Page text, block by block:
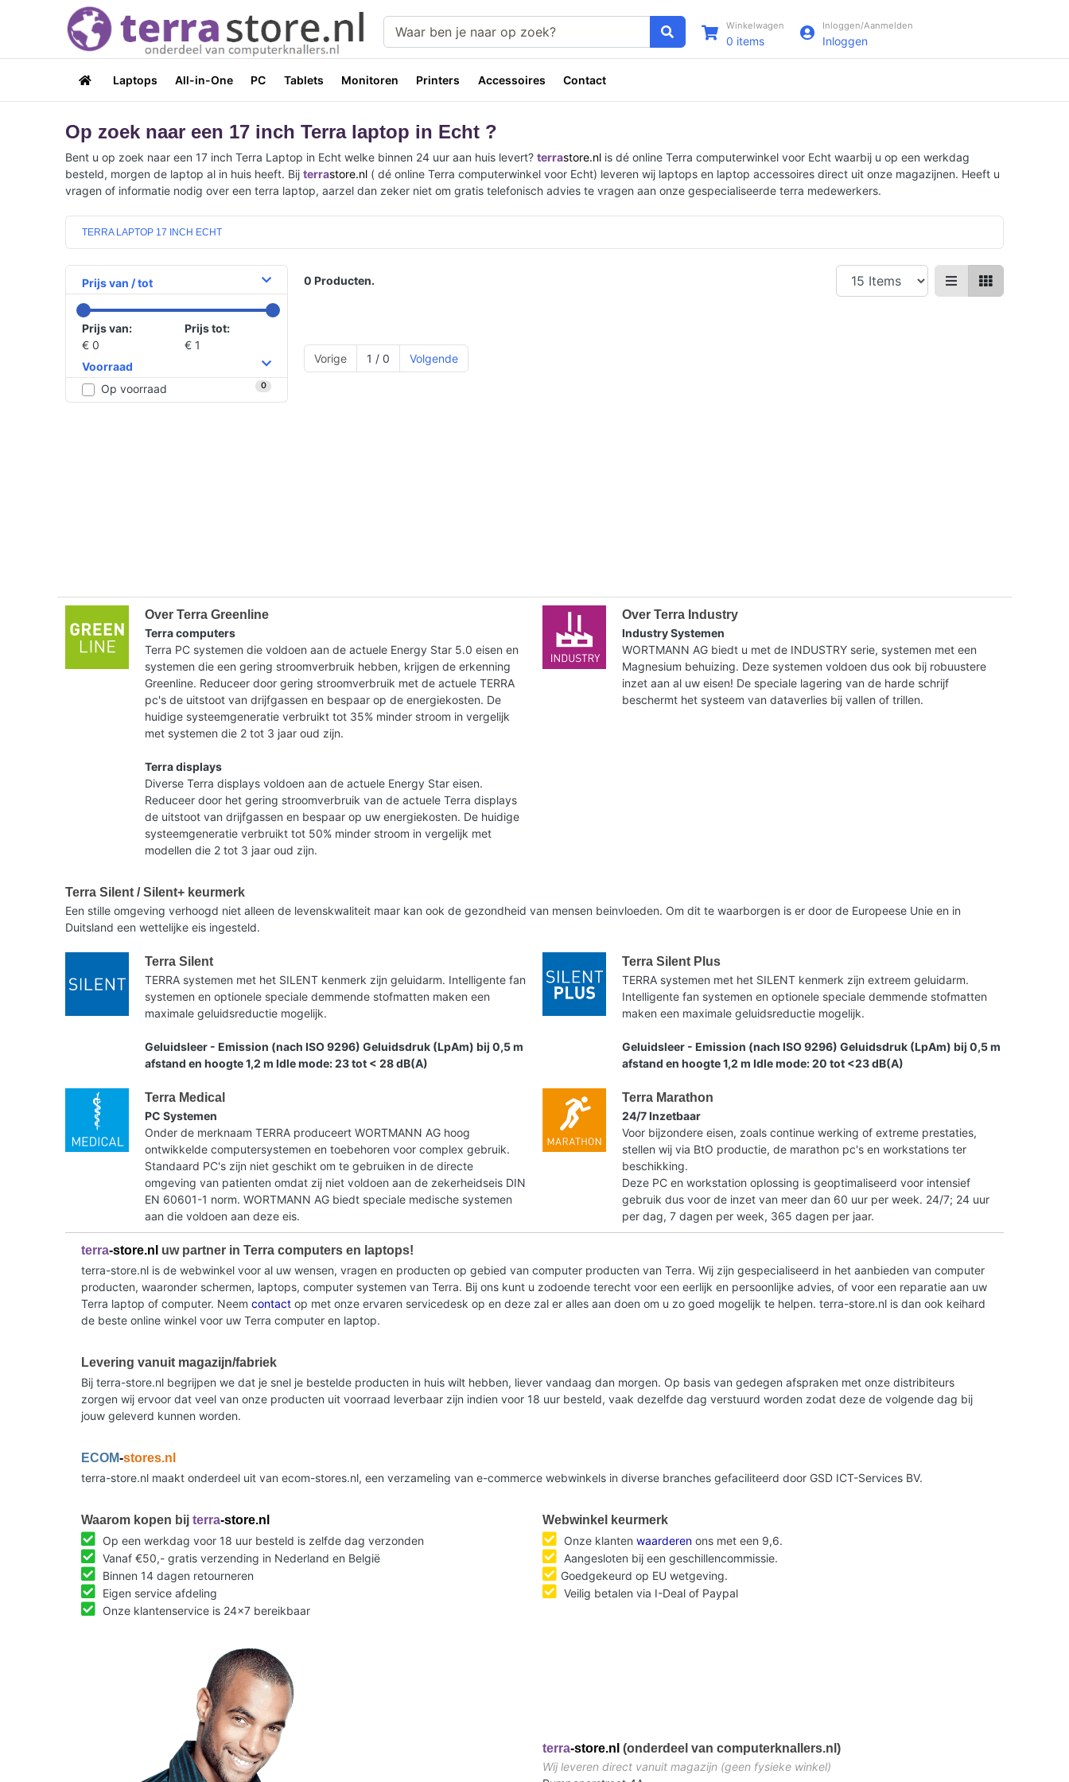
Winkelwagen
0 items
Inloggen/Aanmelden
Inloggen
Laptops All-in-One PC Tablets Monitoren Printers Accessoires Contact
Op zoek naar een 17 inch Terra laptop in Echt ?
Bent u op zoek naar een 17 inch Terra Laptop in Echt welke binnen 24 uur aan huis levert? terrastore.nl is dé online Terra computerwinkel voor Echt waarbij u op een werkdag
besteld, morgen de laptop al in huis heeft. Bij terrastore.nl ( dé online Terra computerwinkel voor Echt) leveren wij laptops en laptop accessoires direct uit onze magazijnen. Heeft u
vragen of informatie nodig over een terra laptop, aarzel dan zeker niet om gratis telefonisch advies te vragen aan onze gespecialiseerde terra medewerkers.
TERRA LAPTOP 17 INCH ECHT
Prijs van / tot
Prijs van:
€ 0
Prijs tot:
€ 1
Voorraad
Op voorraad
0
0 Producten.
Vorige 1 / 0 Volgende
Over Terra Greenline
Terra computers
Terra PC systemen die voldoen aan de actuele Energy Star 5.0 eisen en
systemen die een gering stroomverbruik hebben, krijgen de erkenning
Greenline. Reduceer door gering stroomverbruik met de actuele TERRA
pc's de uitstoot van drijfgassen en bespaar op de energiekosten. De
huidige systeemgeneratie verbruikt tot 35% minder stroom in vergelijk
met systemen die 2 tot 3 jaar oud zijn.
Terra displays
Diverse Terra displays voldoen aan de actuele Energy Star eisen.
Reduceer door het gering stroomverbruik van de actuele Terra displays
de uitstoot van drijfgassen en bespaar op uw energiekosten. De huidige
systeemgeneratie verbruikt tot 50% minder stroom in vergelijk met
modellen die 2 tot 3 jaar oud zijn.
Over Terra Industry
Industry Systemen
WORTMANN AG biedt u met de INDUSTRY serie, systemen met een
Magnesium behuizing. Deze systemen voldoen dus ook bij robuustere
inzet aan al uw eisen! De speciale lagering van de harde schrijf
beschermt het systeem van dataverlies bij vallen of trillen.
Terra Silent / Silent+ keurmerk
Een stille omgeving verhoogd niet alleen de levenskwaliteit maar kan ook de gezondheid van mensen beinvloeden. Om dit te waarborgen is er door de Europeese Unie en in
Duitsland een wettelijke eis ingesteld.
Terra Silent
TERRA systemen met het SILENT kenmerk zijn geluidarm. Intelligente fan
systemen en optionele speciale demmende stofmatten maken een
maximale geluidsreductie mogelijk.
Geluidsleer - Emission (nach ISO 9296) Geluidsdruk (LpAm) bij 0,5 m
afstand en hoogte 1,2 m Idle mode: 23 tot < 28 dB(A)
Terra Silent Plus
TERRA systemen met het SILENT kenmerk zijn extreem geluidarm.
Intelligente fan systemen en optionele speciale demmende stofmatten
maken een maximale geluidsreductie mogelijk.
Geluidsleer - Emission (nach ISO 9296) Geluidsdruk (LpAm) bij 0,5 m
afstand en hoogte 1,2 m Idle mode: 20 tot <23 dB(A)
Terra Medical
PC Systemen
Onder de merknaam TERRA produceert WORTMANN AG hoog
ontwikkelde computersystemen en toebehoren voor complex gebruik.
Standaard PC's zijn niet geschikt om te gebruiken in de directe
omgeving van patienten omdat zij niet voldoen aan de zekerheidseis DIN
EN 60601-1 norm. WORTMANN AG biedt speciale medische systemen
aan die voldoen aan deze eis.
Terra Marathon
24/7 Inzetbaar
Voor bijzondere eisen, zoals continue werking of extreme prestaties,
stellen wij via BtO productie, de marathon pc's en workstations ter
beschikking.
Deze PC en workstation oplossing is geoptimaliseerd voor intensief
gebruik dus voor de inzet van meer dan 60 uur per week. 24/7; 24 uur
per dag, 7 dagen per week, 365 dagen per jaar.
terra-store.nl uw partner in Terra computers en laptops!
terra-store.nl is de webwinkel voor al uw wensen, vragen en producten op gebied van computer producten van Terra. Wij zijn gespecialiseerd in het aanbieden van computer
producten, waaronder schermen, laptops, computer systemen van Terra. Bij ons kunt u zodoende terecht voor een eerlijk en persoonlijke advies, of voor een reparatie aan uw
Terra laptop of computer. Neem contact op met onze ervaren servicedesk op en deze zal er alles aan doen om u zo goed mogelijk te helpen. terra-store.nl is dan ook keihard
de beste online winkel voor uw Terra computer en laptop.
Levering vanuit magazijn/fabriek
Bij terra-store.nl begrijpen we dat je snel je bestelde producten in huis wilt hebben, liever vandaag dan morgen. Op basis van gedegen afspraken met onze distribiteurs
zorgen wij ervoor dat veel van onze producten uit voorraad leverbaar zijn indien voor 18 uur besteld, vaak dezelfde dag verstuurd worden zodat deze de volgende dag bij
jouw geleverd kunnen worden.
ECOM-stores.nl
terra-store.nl maakt onderdeel uit van ecom-stores.nl, een verzameling van e-commerce webwinkels in diverse branches gefaciliteerd door GSD ICT-Services BV.
Waarom kopen bij terra-store.nl
Op een werkdag voor 18 uur besteld is zelfde dag verzonden
Vanaf €50,- gratis verzending in Nederland en België
Binnen 14 dagen retourneren
Eigen service afdeling
Onze klantenservice is 24x7 bereikbaar
Webwinkel keurmerk
Onze klanten waarderen ons met een 9,6.
Aangesloten bij een geschillencommissie.
Goedgekeurd op EU wetgeving.
Veilig betalen via I-Deal of Paypal
terra-store.nl (onderdeel van computerknallers.nl)
Wij leveren direct vanuit magazijn (geen fysieke winkel)